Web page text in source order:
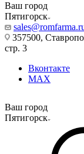
Ваш город
Пятигорск
357500,
стр. 3
Вконтакте
MAX
Ваш город
Пятигорск